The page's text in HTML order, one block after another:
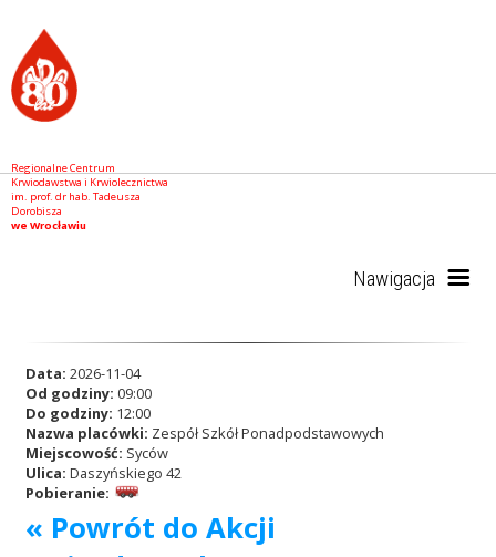
Regionalne Centrum
Krwiodawstwa i Krwiolecznictwa
im. prof. dr hab. Tadeusza
Dorobisza
we Wrocławiu
Nawigacja
RCKiK
Akcje wyjazdowe
Data: 2026-11-04
Od godziny: 09:00
Do godziny: 12:00
Nazwa placówki: Zespół Szkół Ponadpodstawowych
Miejscowość: Syców
Ulica: Daszyńskiego 42
Pobieranie:
« Powrót do Akcji